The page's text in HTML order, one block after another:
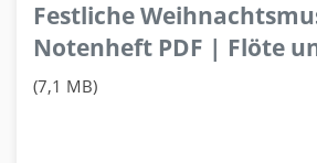
Festliche
Notenheft PDF | Flöte
(7,1 MB)